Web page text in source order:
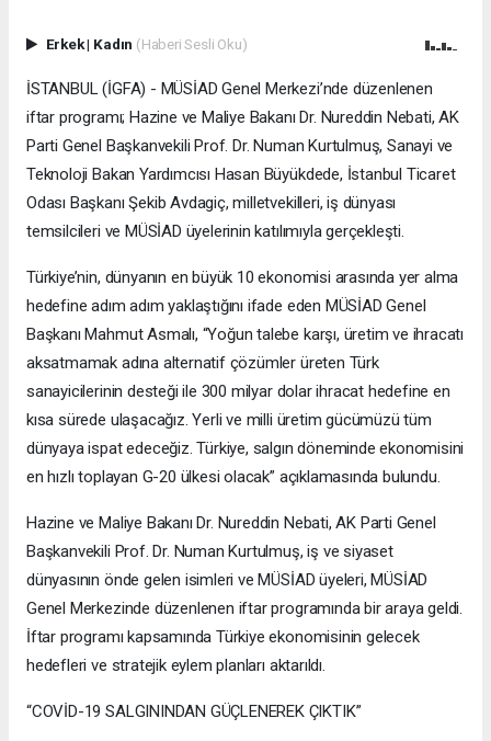
Erkek| Kadın (Haberi Sesli Oku)
İSTANBUL (İGFA) - MÜSİAD Genel Merkezi’nde düzenlenen
iftar programı; Hazine ve Maliye Bakanı Dr. Nureddin Nebati, AK
Parti Genel Başkanvekili Prof. Dr. Numan Kurtulmuş, Sanayi ve
Teknoloji Bakan Yardımcısı Hasan Büyükdede, İstanbul Ticaret
Odası Başkanı Şekib Avdagiç, milletvekilleri, iş dünyası
temsilcileri ve MÜSİAD üyelerinin katılımıyla gerçekleşti.
Türkiye’nin, dünyanın en büyük 10 ekonomisi arasında yer alma
hedefine adım adım yaklaştığını ifade eden MÜSİAD Genel
Başkanı Mahmut Asmalı, “Yoğun talebe karşı, üretim ve ihracatı
aksatmamak adına alternatif çözümler üreten Türk
sanayicilerinin desteği ile 300 milyar dolar ihracat hedefine en
kısa sürede ulaşacağız. Yerli ve milli üretim gücümüzü tüm
dünyaya ispat edeceğiz. Türkiye, salgın döneminde ekonomisini
en hızlı toplayan G-20 ülkesi olacak” açıklamasında bulundu.
Hazine ve Maliye Bakanı Dr. Nureddin Nebati, AK Parti Genel
Başkanvekili Prof. Dr. Numan Kurtulmuş, iş ve siyaset
dünyasının önde gelen isimleri ve MÜSİAD üyeleri, MÜSİAD
Genel Merkezinde düzenlenen iftar programında bir araya geldi.
İftar programı kapsamında Türkiye ekonomisinin gelecek
hedefleri ve stratejik eylem planları aktarıldı.
“COVİD-19 SALGININDAN GÜÇLENEREK ÇIKTIK”